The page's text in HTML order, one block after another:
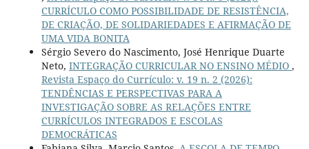
CURRÍCULO COMO POSSIBILIDADE DE RESISTÊNCIA,
DE CRIAÇÃO, DE SOLIDARIEDADES E AFIRMAÇÃO DE
UMA VIDA BONITA
Sérgio Severo do Nascimento, José Henrique Duarte
Neto, INTEGRAÇÃO CURRICULAR NO ENSINO MÉDIO ,
Revista Espaço do Currículo: v. 19 n. 2 (2026):
TENDÊNCIAS E PERSPECTIVAS PARA A
INVESTIGAÇÃO SOBRE AS RELAÇÕES ENTRE
CURRÍCULOS INTEGRADOS E ESCOLAS
DEMOCRÁTICAS